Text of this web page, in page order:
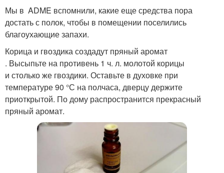
Мы в ADME вспомнили, какие еще средства пора
достать с полок, чтобы в помещении поселились
благоухающие запахи.
Корица и гвоздика создадут пряный аромат
. Высыпьте на противень 1 ч. л. молотой корицы
и столько же гвоздики. Оставьте в духовке при
температуре 90 °С на полчаса, дверцу держите
приоткрытой. По дому распространится прекрасный
пряный аромат.